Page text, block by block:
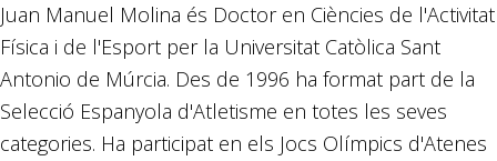
Juan Manuel Molina és Doctor en Ciències de l'Activitat
Física i de l'Esport per la Universitat Catòlica Sant
Antonio de Múrcia. Des de 1996 ha format part de la
Selecció Espanyola d'Atletisme en totes les seves
categories. Ha participat en els Jocs Olímpics d'Atenes